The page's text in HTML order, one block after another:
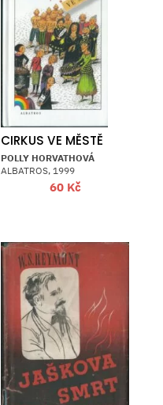
CIRKUS VE MĚSTĚ
POLLY HORVATHOVÁ
ALBATROS, 1999
60 Kč